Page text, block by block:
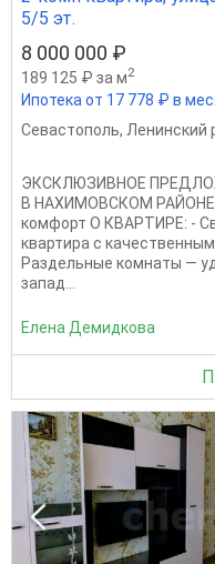
5/5 эт.
8 000 000 ₽
189 125 ₽ за м2
Ипотека от 17 778 ₽ в
Севастополь, Ленинский
ЭКСКЛЮЗИВНОЕ
В НАХИМОВСКОМ РАЙОНЕ
комфорт О КВАРТИРЕ: -
квартира с
Раздельные комнаты —
запад...
Елена Демидкова